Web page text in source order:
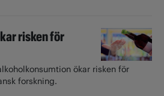
risken för
ökar risken för
forskning.